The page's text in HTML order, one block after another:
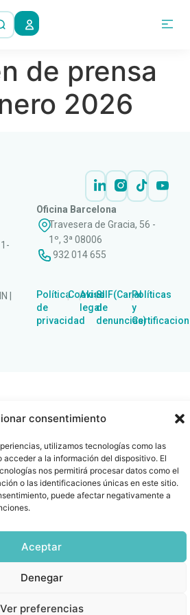
consentimiento
utilizamos tecnologías como las
a la información del dispositivo. El
nos permitirá procesar datos como el
o las identificaciones únicas en este sitio.
puede afectar negativamente a
Aceptar
Denegar
Ver preferencias
de prensa
2026
Oficina Barcelona
Travesera de Gracia, 56 -
1º, 3ª 08006
932 014 655
|
Política
de
privacidad
|Cookies
|Aviso
legal
|SIIF(Canal
de
denuncias)
|Políticas
y